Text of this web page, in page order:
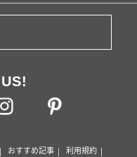
おすすめ記事 利用規約